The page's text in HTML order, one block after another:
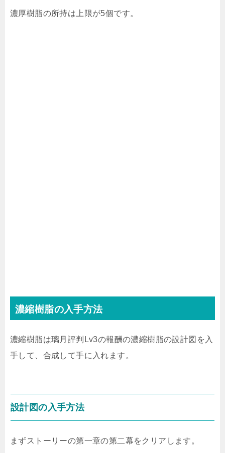
濃厚樹脂の所持は上限が5個です。
濃縮樹脂の入手方法
濃縮樹脂は璃月評判Lv3の報酬の濃縮樹脂の設計図を入
手して、合成して手に入れます。
設計図の入手方法
まずストーリーの第一章の第二幕をクリアします。